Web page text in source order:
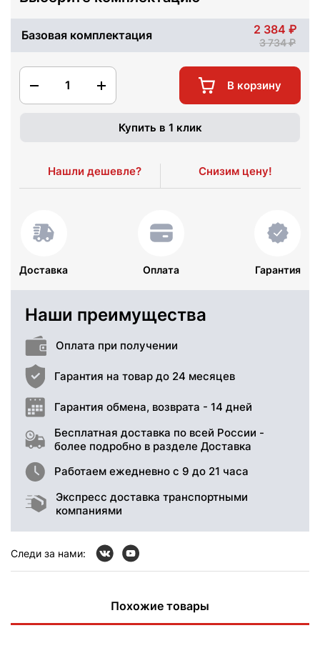
Базовая комплектация 2 384
3 734
1 В корзину
Купить в 1 клик
Нашли дешевле? Снизим цену!
Доставка Оплата Гарантия
Наши преимущества
Оплата при получении
Гарантия на товар до 24 месяцев
Гарантия обмена, возврата - 14 дней
Бесплатная доставка по всей России -
более подробно в разделе Доставка
Работаем ежедневно с 9 до 21 часа
Экспресс доставка транспортными
компаниями
Следи за нами:
Похожие товары